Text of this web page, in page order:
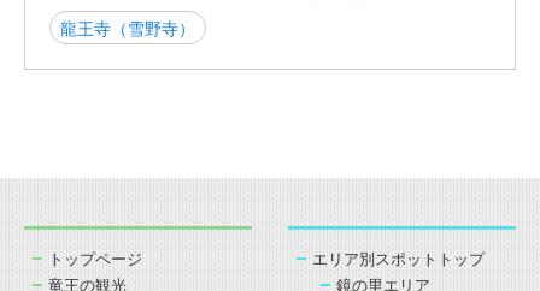
龍王寺（雪野寺）
トップページ
竜王の観光
エリア別スポットトップ
鏡の里エリア